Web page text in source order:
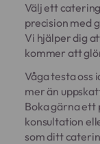
Välj ett
precision med
Vi hjälper dig
kommer att
Våga testa oss
mer än
Boka gärna ett
konsultation
som ditt